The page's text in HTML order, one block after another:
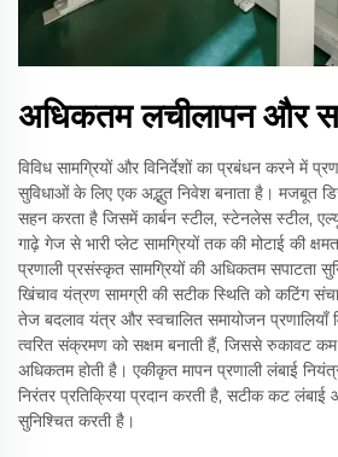
अधिकतम लचीलापन और
विविध सामग्रियों और विनिर्देशों का प्रबंधन करने में
सुविधाओं के लिए एक अद्भुत निवेश बनाता है। मजबूत
सहन करता है जिसमें कार्बन स्टील, स्टेनलेस स्टील,
गाढ़े गेज से भारी प्लेट सामग्रियों तक की मोटाई की
प्रणाली प्रसंस्कृत सामग्रियों की अधिकतम सपाटता
खिंचाव यंत्रण सामग्री की सटीक स्थिति को कटिंग
तेज बदलाव यंत्र और स्वचालित समायोजन प्रणालियाँ
त्वरित संक्रमण को सक्षम बनाती हैं, जिससे रुकावट कम
अधिकतम होती है। एकीकृत मापन प्रणाली लंबाई
निरंतर प्रतिक्रिया प्रदान करती है, सटीक कट लंबाई
सुनिश्चित करती है।